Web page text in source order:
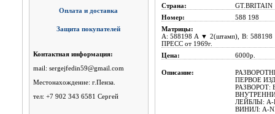
Оплата и доставка
Защита покупателей
Контактная информация:
mail: sergejfedin59@gmail.com
Местонахождение: г.Пенза.
тел: +7 902 343 6581 Сергей
Страна:
GT.BRITAIN
Номер:
588 198
Матрицы:
A: 588198 A ▼ 2(штамп), B:
ПРЕСС от 1969г.
Цена:
6000р.
Описание:
ПЕРВОЕ
РАЗВОРОТ:
ЛЕЙБЛЫ: A-
ВИНИЛ: A-